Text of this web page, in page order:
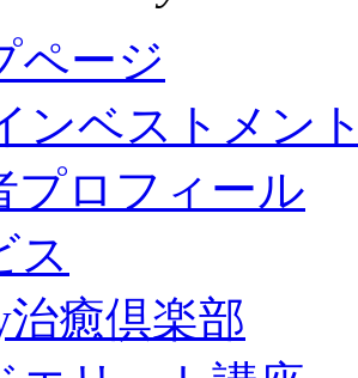
ページ
ンベストメン
プロフィール
ス
治癒倶楽部